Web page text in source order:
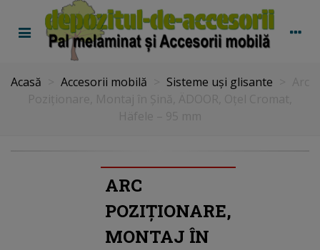
Acasă Accesorii mobilă Sisteme uși glisante
ARC
POZIȚIONARE,
MONTAJ ÎN